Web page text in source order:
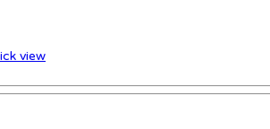
view